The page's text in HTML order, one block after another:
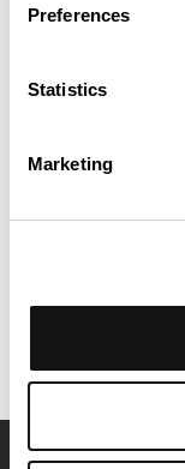
Preferences
Statistics
Marketing
Découvrez ce
parcours emprunte
routes. Il présente
Dernière modification